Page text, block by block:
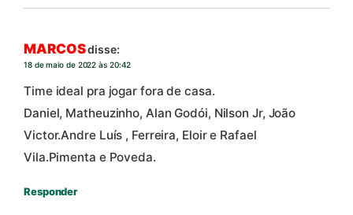
MARCOSdisse:
18 de maio de 2022 às 20:42
Time ideal pra jogar fora de casa.
Daniel, Matheuzinho, Alan Godói, Nilson Jr, João
Victor.Andre Luís , Ferreira, Eloir e Rafael
Vila.Pimenta e Poveda.
Responder